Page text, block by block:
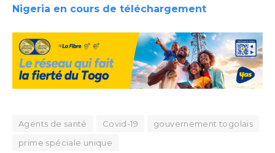
Nigeria en cours de téléchargement
Agents de santé Covid-19
gouvernement togolais
prime spéciale unique